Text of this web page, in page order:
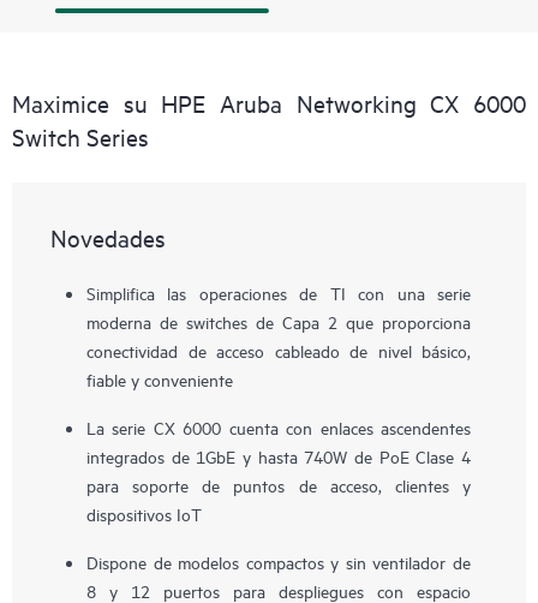
Maximice su HPE Aruba Networking CX 6000
Switch Series
Novedades
Simplifica las operaciones de TI con una serie
moderna de switches de Capa 2 que proporciona
conectividad de acceso cableado de nivel básico,
fiable y conveniente
La serie CX 6000 cuenta con enlaces ascendentes
integrados de 1GbE y hasta 740W de PoE Clase 4
para soporte de puntos de acceso, clientes y
dispositivos IoT
Dispone de modelos compactos y sin ventilador de
8 y 12 puertos para despliegues con espacio